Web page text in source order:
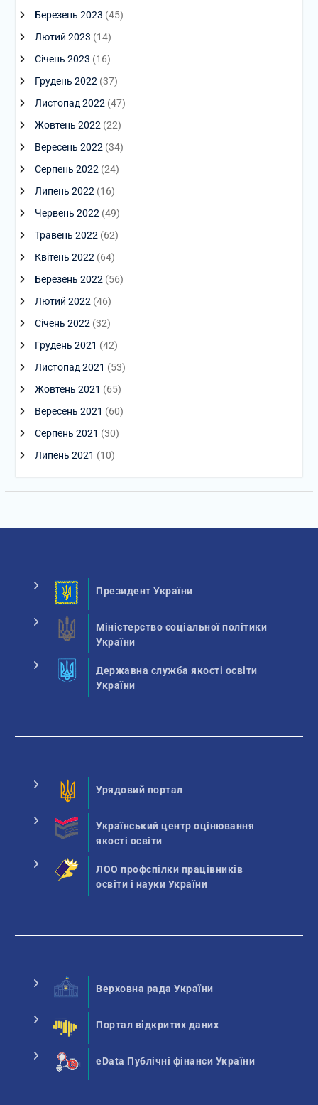
Березень 2023 (45)
Лютий 2023 (14)
Січень 2023 (16)
Грудень 2022(37)
Листопад 2022(47)
Жовтень 2022(22)
Вересень 2022(34)
Серпень 2022(24)
Липень 2022(16)
Червень 2022(49)
Травень 2022(62)
Квітень 2022(64)
Березень 2022(56)
Лютий 2022(46)
Січень 2022(32)
Грудень 2021 (42)
Листопад 2021 (53)
Жовтень 2021 (65)
Вересень 2021 (60)
Серпень 2021 (30)
Липень 2021 (10)
Президент України
Міністерство соціальної політики
України
Державна служба якості освіти
України
Урядовий портал
Український центр оцінювання
якості освіти
ЛОО профспілки працівників
освіти і науки України
Верховна рада України
Портал відкритих даних
eData Публічні фінанси України